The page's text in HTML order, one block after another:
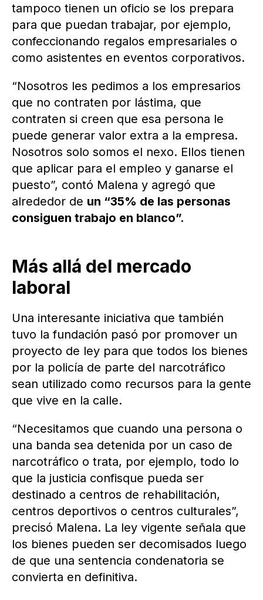
tampoco tienen un oficio se los prepara
para que puedan trabajar, por ejemplo,
confeccionando regalos empresariales o
como asistentes en eventos corporativos.
“Nosotros les pedimos a los empresarios
que no contraten por lástima, que
contraten si creen que esa persona le
puede generar valor extra a la empresa.
Nosotros solo somos el nexo. Ellos tienen
que aplicar para el empleo y ganarse el
puesto”, contó Malena y agregó que
alrededor de un “35% de las personas
consiguen trabajo en blanco”.
Más allá del mercado
laboral
Una interesante iniciativa que también
tuvo la fundación pasó por promover un
proyecto de ley para que todos los bienes
por la policía de parte del narcotráfico
sean utilizado como recursos para la gente
que vive en la calle.
“Necesitamos que cuando una persona o
una banda sea detenida por un caso de
narcotráfico o trata, por ejemplo, todo lo
que la justicia confisque pueda ser
destinado a centros de rehabilitación,
centros deportivos o centros culturales”,
precisó Malena. La ley vigente señala que
los bienes pueden ser decomisados luego
de que una sentencia condenatoria se
convierta en definitiva.